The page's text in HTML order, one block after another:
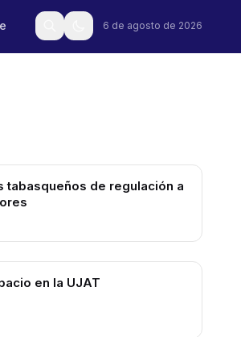
6 de agosto de 2026
tabasqueños de regulación a
en la UJAT